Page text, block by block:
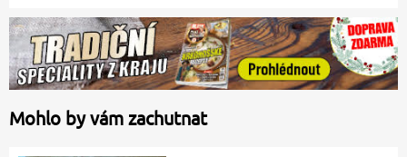
Mohlo by vám zachutnat